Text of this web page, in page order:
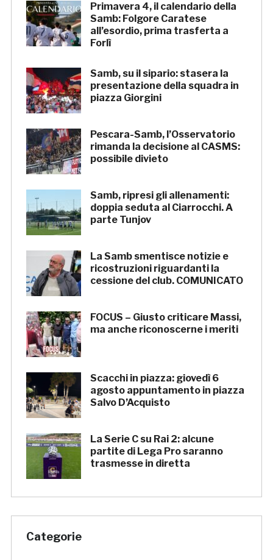
Primavera 4, il calendario della
Samb: Folgore Caratese
all’esordio, prima trasferta a
Forlì
Samb, su il sipario: stasera la
presentazione della squadra in
piazza Giorgini
Pescara-Samb, l’Osservatorio
rimanda la decisione al CASMS:
possibile divieto
Samb, ripresi gli allenamenti:
doppia seduta al Ciarrocchi. A
parte Tunjov
La Samb smentisce notizie e
ricostruzioni riguardanti la
cessione del club. COMUNICATO
FOCUS – Giusto criticare Massi,
ma anche riconoscerne i meriti
Scacchi in piazza: giovedì 6
agosto appuntamento in piazza
Salvo D’Acquisto
La Serie C su Rai 2: alcune
partite di Lega Pro saranno
trasmesse in diretta
Categorie